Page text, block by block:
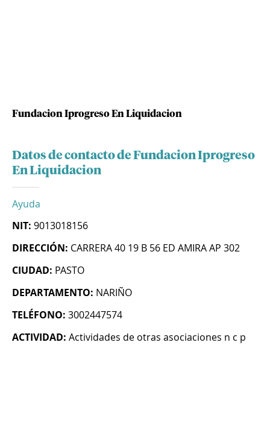
Fundacion Iprogreso En Liquidacion
Datos de contacto de Fundacion Iprogreso
En Liquidacion
Ayuda
NIT: 9013018156
DIRECCIÓN: CARRERA 40 19 B 56 ED AMIRA AP 302
CIUDAD: PASTO
DEPARTAMENTO: NARIÑO
TELÉFONO: 3002447574
ACTIVIDAD: Actividades de otras asociaciones n c p